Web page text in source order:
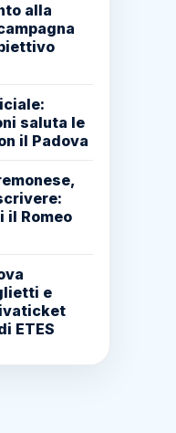
alla
saluta le
il Padova
il Romeo
e
ETES